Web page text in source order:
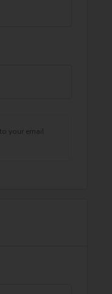
your email